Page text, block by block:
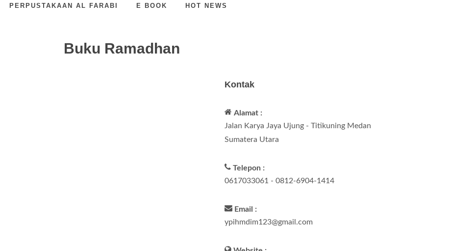
PERPUSTAKAAN AL FARABI E BOOK HOT NEWS
Buku Ramadhan
Kontak
Alamat :
Jalan Karya Jaya Ujung - Titikuning Medan
Sumatera Utara
Telepon :
0617033061 - 0812-6904-1414
Email :
ypihmdim123@gmail.com